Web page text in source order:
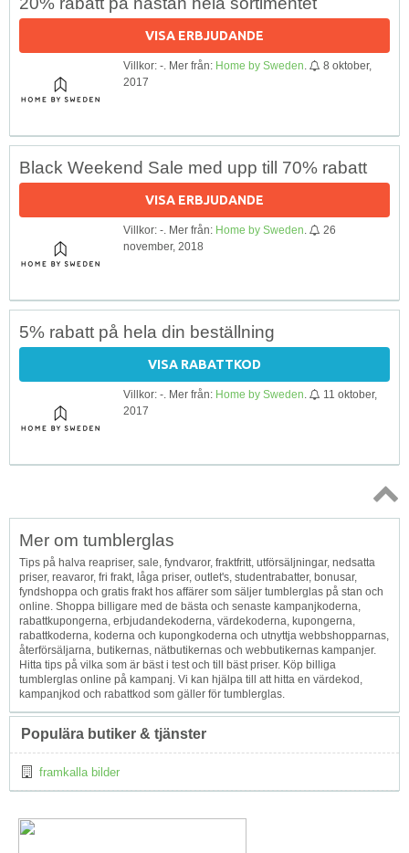
VISA ERBJUDANDE
Villkor: -. Mer från: Home by Sweden
8 oktober,
2017
Black Weekend Sale med upp till 70% rabatt
VISA ERBJUDANDE
Villkor: -. Mer från: Home by Sweden
26
november, 2018
5% rabatt på hela din beställning
VISA RABATTKOD
Villkor: -. Mer från: Home by Sweden
11 oktober,
2017
Topp
Mer om tumblerglas
Tips på halva reapriser, sale, fyndvaror, fraktfritt, utförsäljningar, nedsatta
priser, reavaror, fri frakt, låga priser, outlet's, studentrabatter, bonusar,
fyndshoppa och gratis frakt hos affärer som säljer tumblerglas på stan och
online. Shoppa billigare med de bästa och senaste kampanjkoderna,
rabattkupongerna, erbjudandekoderna, värdekoderna, kupongerna,
rabattkoderna, koderna och kupongkoderna och utnyttja webbshopparnas,
återförsäljarna, butikernas, nätbutikernas och webbutikernas kampanjer.
Hitta tips på vilka som är bäst i test och till bäst priser. Köp billiga
tumblerglas online på kampanj. Vi kan hjälpa till att hitta en värdekod,
kampanjkod och rabattkod som gäller för tumblerglas.
Populära butiker & tjänster
framkalla bilder